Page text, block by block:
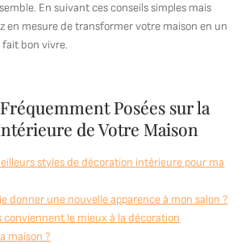
En suivant ces conseils simples mais
en mesure de transformer votre maison en un
bon vivre.
Posées sur la
de Votre Maison
styles de décoration intérieure pour ma
donner une nouvelle apparence à mon salon ?
conviennent le mieux à la décoration
maison ?